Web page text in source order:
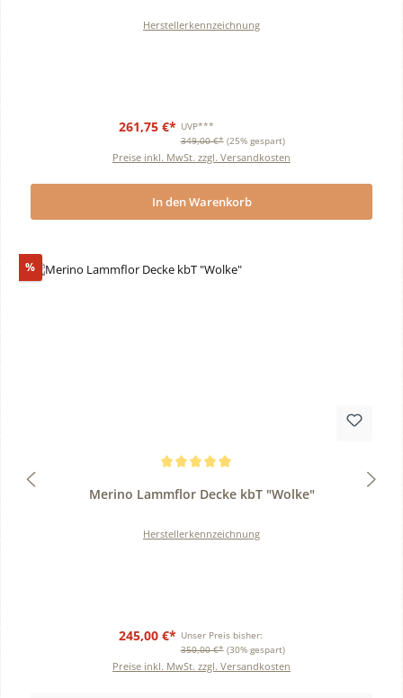
Herstellerkennzeichnung
261,75 €* UVP***
349,00 €* (25% gespart)
Preise inkl. MwSt. zzgl. Versandkosten
In den Warenkorb
%Rabatt
Durchschnittliche Bewertung von 5 von 5 Sternen
Merino Lammflor Decke kbT "Wolke"
Herstellerkennzeichnung
245,00 €* Unser Preis bisher:
350,00 €* (30% gespart)
Preise inkl. MwSt. zzgl. Versandkosten